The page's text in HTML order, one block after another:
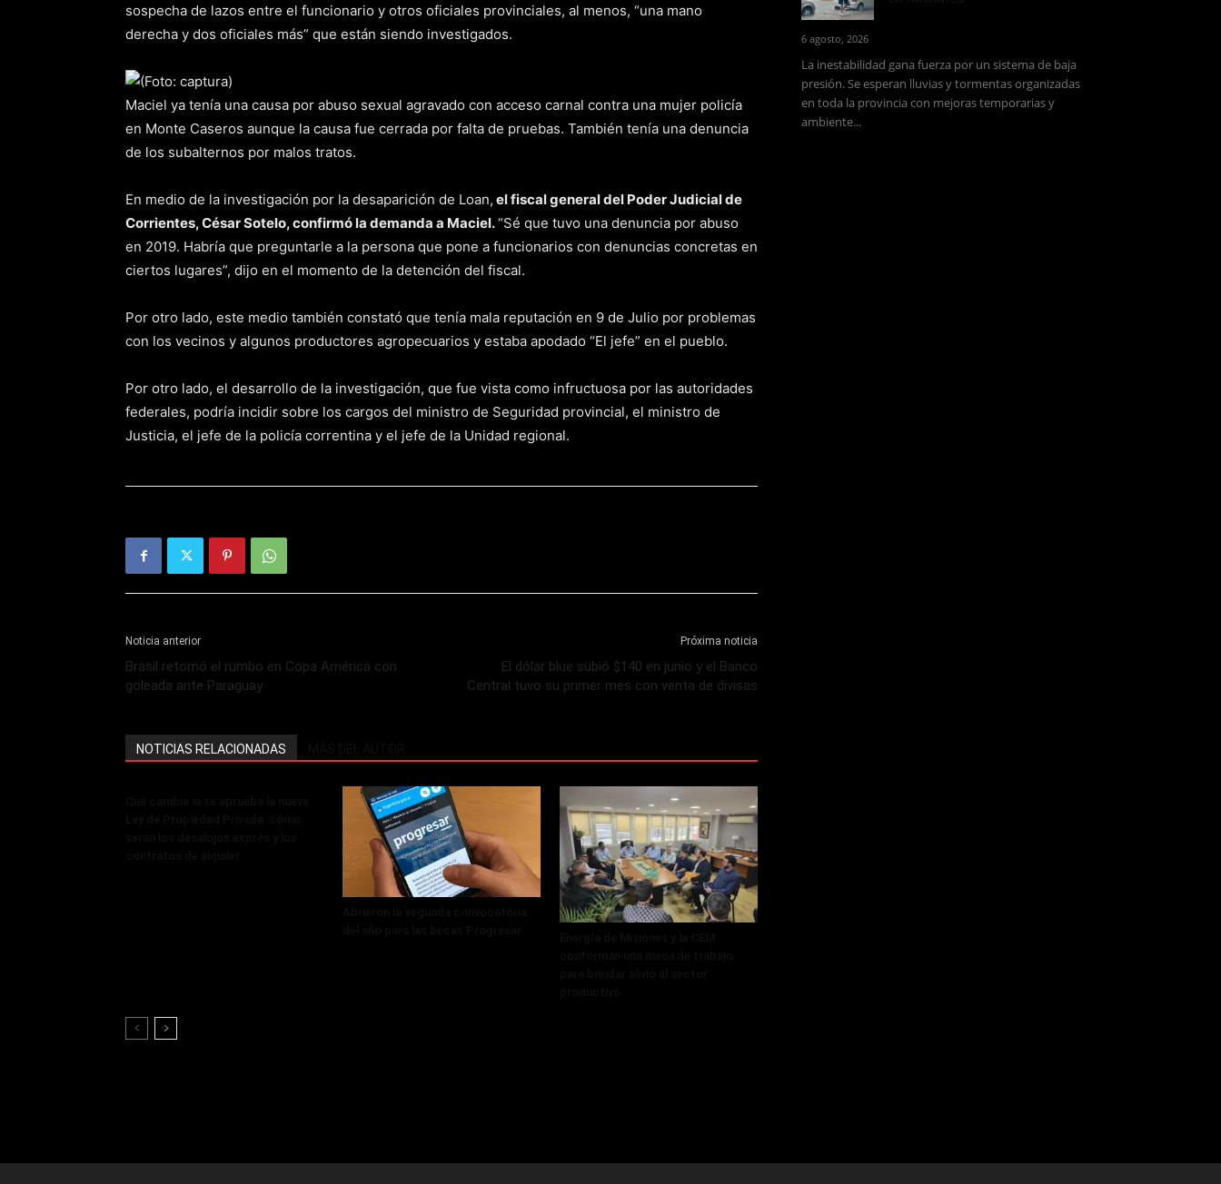
sospecha de lazos entre el funcionario y otros oficiales provinciales, al menos, “una mano
derecha y dos oficiales más” que están siendo investigados.
Maciel ya tenía una causa por abuso sexual agravado con acceso carnal contra una mujer policía
en Monte Caseros aunque la causa fue cerrada por falta de pruebas. También tenía una denuncia
de los subalternos por malos tratos.
En medio de la investigación por la desaparición de Loan, el fiscal general del Poder Judicial de
Corrientes, César Sotelo, confirmó la demanda a Maciel.“Sé que tuvo una denuncia por abuso
en 2019. Habría que preguntarle a la persona que pone a funcionarios con denuncias concretas en
ciertos lugares”, dijo en el momento de la detención del fiscal.
Por otro lado, este medio también constató que tenía mala reputación en 9 de Julio por problemas
con los vecinos y algunos productores agropecuarios y estaba apodado “El jefe” en el pueblo.
Por otro lado, el desarrollo de la investigación, que fue vista como infructuosa por las autoridades
federales, podría incidir sobre los cargos del ministro de Seguridad provincial, el ministro de
Justicia, el jefe de la policía correntina y el jefe de la Unidad regional.
Noticia anterior
Brasil retomó el rumbo en Copa América con
goleada ante Paraguay
Próxima noticia
El dólar blue subió $140 en junio y el Banco
Central tuvo su primer mes con venta de divisas
NOTICIAS RELACIONADAS
6 agosto, 2026
La inestabilidad gana fuerza por un sistema de baja
presión. Se esperan lluvias y tormentas organizadas
en toda la provincia con mejoras temporarias y
ambiente...